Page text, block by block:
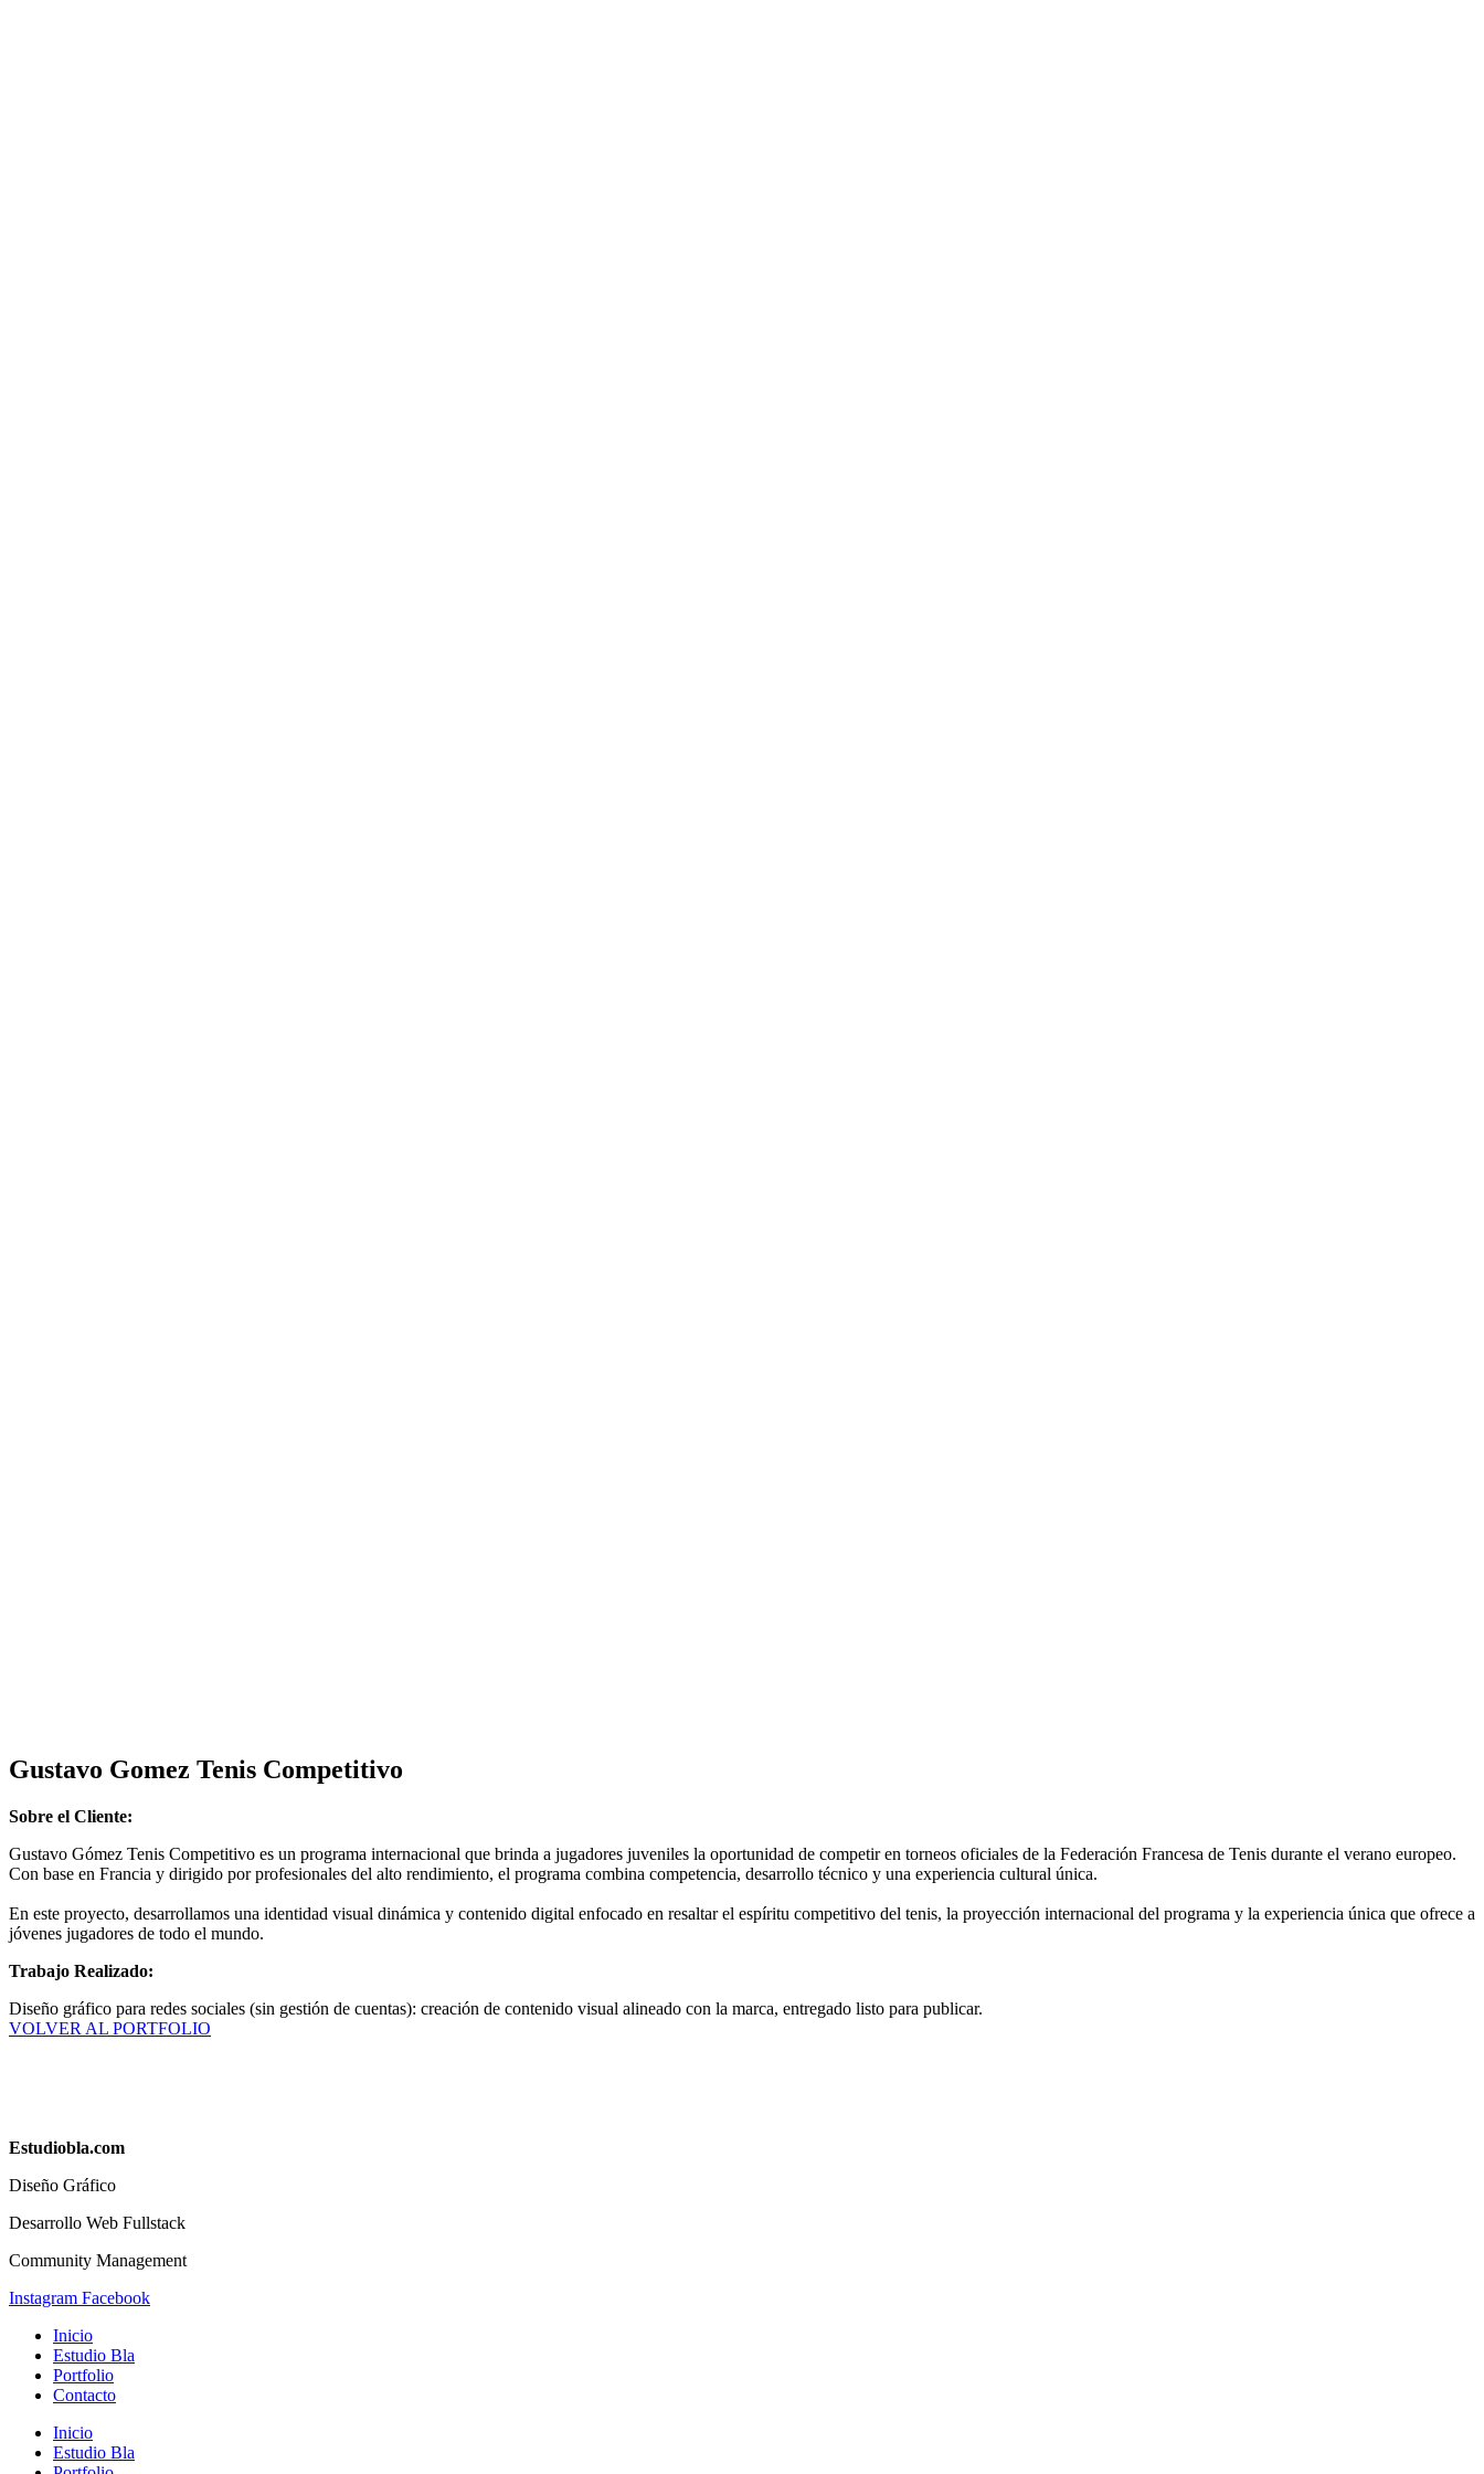
Gustavo Gomez Tenis Competitivo
Sobre el Cliente:
Gustavo Gómez Tenis Competitivo es un programa internacional que brinda a jugadores juveniles la oportunidad de competir en torneos oficiales de la Federación Francesa de Tenis durante el verano europeo.
Con base en Francia y dirigido por profesionales del alto rendimiento, el programa combina competencia, desarrollo técnico y una experiencia cultural única.
En este proyecto, desarrollamos una identidad visual dinámica y contenido digital enfocado en resaltar el espíritu competitivo del tenis, la proyección internacional del programa y la experiencia única que ofrece a
jóvenes jugadores de todo el mundo.
Trabajo Realizado:
Diseño gráfico para redes sociales (sin gestión de cuentas): creación de contenido visual alineado con la marca, entregado listo para publicar.
VOLVER AL PORTFOLIO
Estudiobla.com
Diseño Gráfico
Desarrollo Web Fullstack
Community Management
Instagram Facebook
Inicio
Estudio Bla
Portfolio
Contacto
Inicio
Estudio Bla